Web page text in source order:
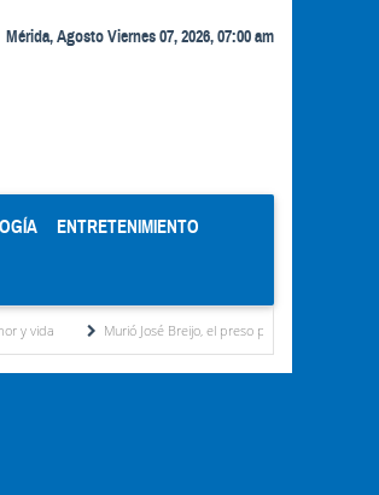
Mérida, Agosto Viernes 07, 2026, 07:00 am
ENTRETENIMIENTO
Murió José Breijo, el preso político uruguayo-venezolano bajo